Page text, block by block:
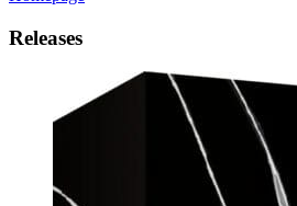
Releases